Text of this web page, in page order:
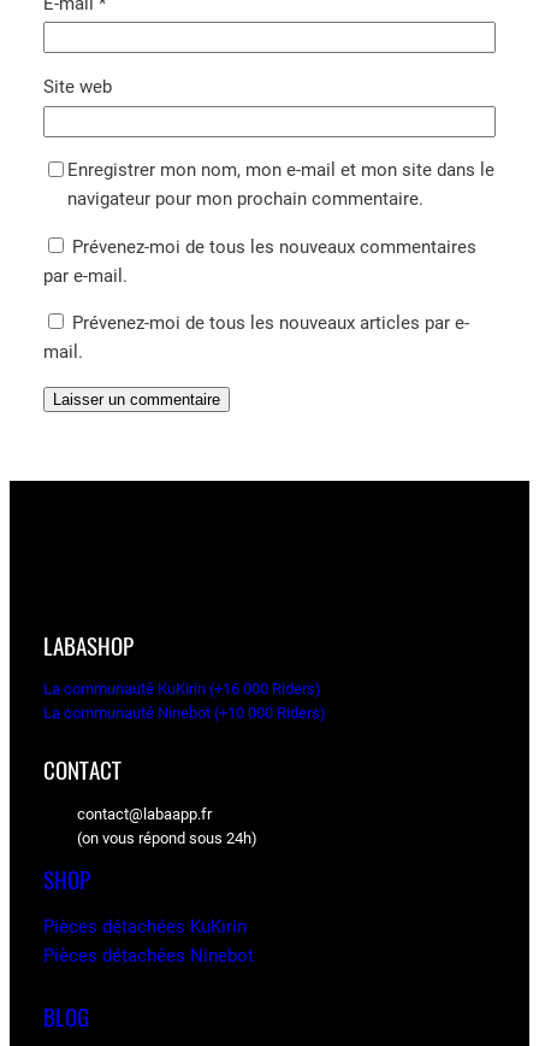
Site web
Enregistrer mon nom, mon e-mail et mon site dans le
navigateur pour mon prochain commentaire.
Prévenez-moi de tous les nouveaux commentaires
par e-mail.
Prévenez-moi de tous les nouveaux articles par e-
mail.
LABASHOP
La communauté KuKirin (+16 000 Riders)
La communauté Ninebot (+10 000 Riders)
CONTACT
contact@labaapp.fr
(on vous répond sous 24h)
SHOP
Pièces détachées KuKirin
Pièces détachées Ninebot
BLOG